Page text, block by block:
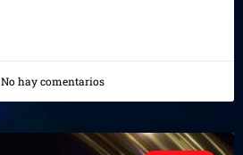
No hay comentarios